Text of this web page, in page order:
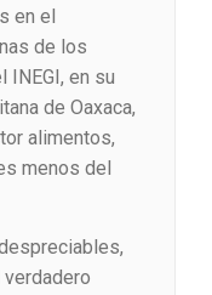
en el
de los
INEGI, en su
de Oaxaca,
alimentos,
menos del